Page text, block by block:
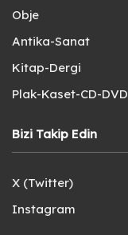
Obje
Antika-Sanat
Kitap-Dergi
Plak-Kaset-CD-DVD
Bizi Takip Edin
X (Twitter)
Instagram